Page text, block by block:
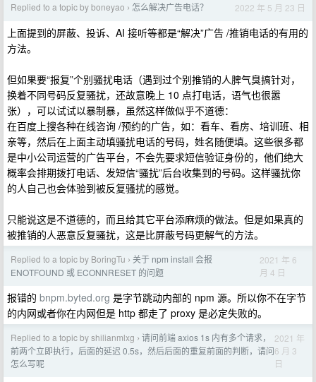
Replied to a topic by boneyao › 怎么解决广告电话？ 2022 年 5 月 23 日
上面提到的屏蔽、投诉、AI 接听等都是“解决”广告 /推销电话的有用的
方法。
但如果要“报复”个别骚扰电话（遇到过个别推销的人脾气臭搞针对，
换着不同号码反复骚扰，还故意晚上 10 点打电话，语气也很嚣
张），可以试试以暴制暴，虽然这样做似乎不道德：
在百度上搜各种在线咨询 /预约的广告，如：看车、看房、培训班、相
亲等，然后在上面主动填骚扰电话的号码，姓名随便填。这些很多都
是中小公司运营的广告平台，不会先要求短信验证身份的，他们绝大
概率会排期拨打电话、发短信“骚扰”后台收集到的号码。这样骚扰你
的人自己也会体验到被反复骚扰的感觉。
只能说这是不道德的，而且给其它平台添麻烦的做法。但是如果真的
被推销的人恶意反复骚扰，这是比屏蔽号码更解气的方法。
Replied to a topic by BoringTu › 关于 npm install 会报
ENOTFOUND 或 ECONNRESET 的问题
2021 年 6
月 4 日
报错的 bnpm.byted.org 是字节跳动内部的 npm 源。所以你不在字节
的内网或者你在内网但是 http 都走了 proxy 是必定失败的。
Replied to a topic by shilianmlxg › 请问前端 axios 1s 内有多个请求，
前两个立即执行，后面的延迟 0.5s，然后后面的重复前面的判断，请问
怎么写呢
2021 年
6 月 3
日